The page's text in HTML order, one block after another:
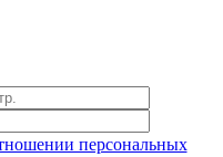
персональных